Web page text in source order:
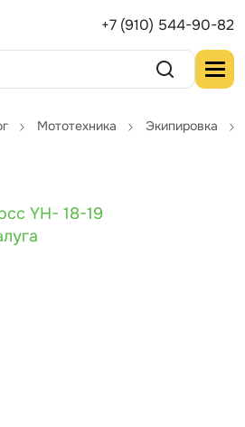
+7 (910) 544-90-82
Мототехника Экипировка